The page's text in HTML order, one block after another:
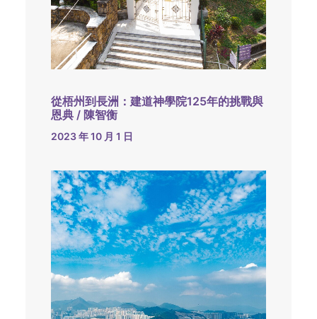
從梧州到長洲：建道神學院125年的挑戰與
恩典 / 陳智衡
2023 年 10 月 1 日